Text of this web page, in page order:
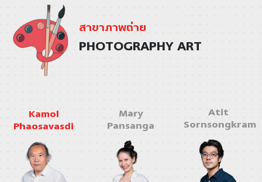
สาขาภาพถ่าย
PHOTOGRAPHY ART
Kamol
Phaosavasdi
Mary
Pansanga
Atit
Sornsongkram